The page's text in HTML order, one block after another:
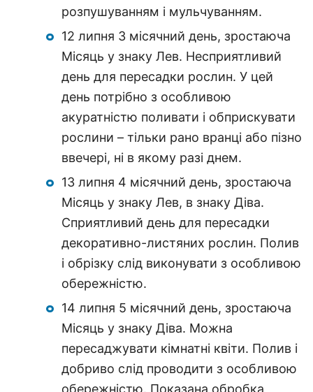
розпушуванням і мульчуванням.
12 липня 3 місячний день, зростаюча
Місяць у знаку Лев. Несприятливий
день для пересадки рослин. У цей
день потрібно з особливою
акуратністю поливати і обприскувати
рослини – тільки рано вранці або пізно
ввечері, ні в якому разі днем.
13 липня 4 місячний день, зростаюча
Місяць у знаку Лев, в знаку Діва.
Сприятливий день для пересадки
декоративно-листяних рослин. Полив
і обрізку слід виконувати з особливою
обережністю.
14 липня 5 місячний день, зростаюча
Місяць у знаку Діва. Можна
пересаджувати кімнатні квіти. Полив і
добриво слід проводити з особливою
обережністю. Показана обробка